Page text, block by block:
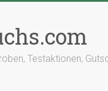
Testaktionen,